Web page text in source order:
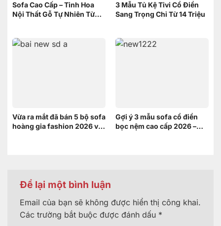
Sofa Cao Cấp – Tinh Hoa
Nội Thất Gỗ Tự Nhiên Từ
3 Mẫu Tủ Kệ Tivi Cổ Điển
Sang Trọng Chỉ Từ 14 Triệu
Vừa ra mắt đã bán 5 bộ sofa
hoàng gia fashion 2026 và
Gợi ý 3 mẫu sofa cổ điển
bọc nệm cao cấp 2026 –
Để lại một bình luận
Email của bạn sẽ không được hiển thị công khai.
Các trường bắt buộc được đánh dấu *